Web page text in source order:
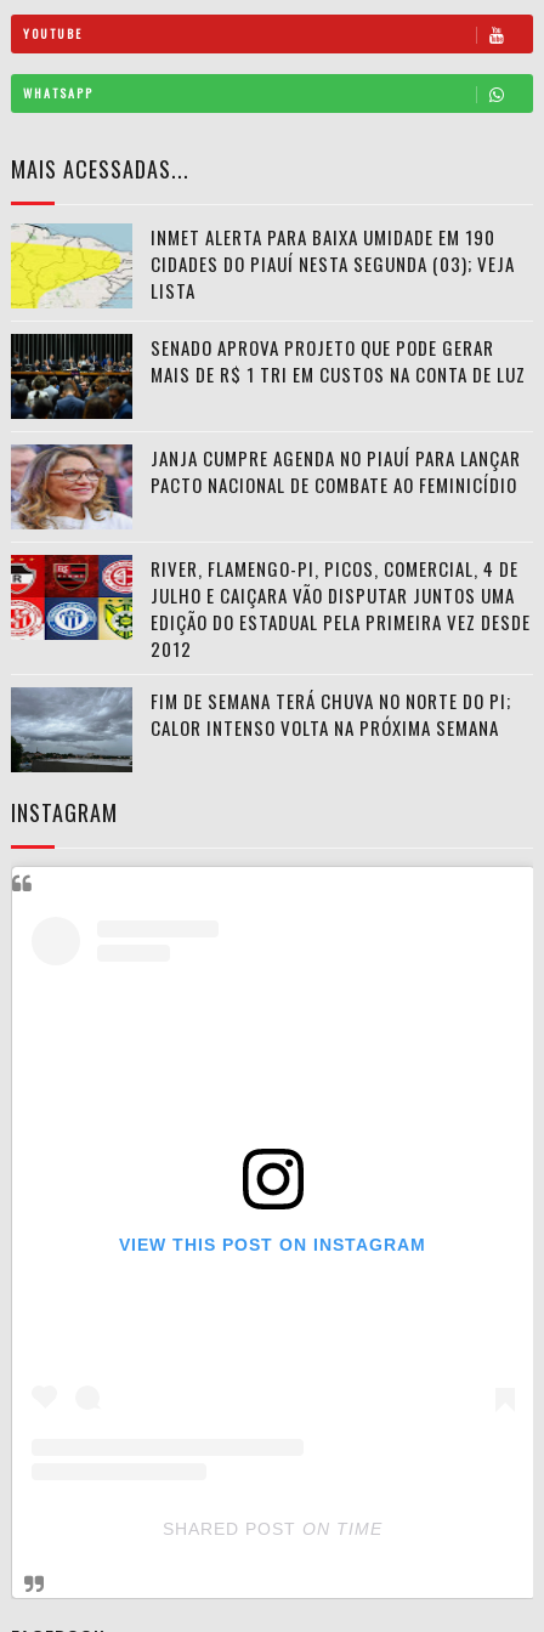
YOUTUBE
WHATSAPP
MAIS ACESSADAS...
INMET ALERTA PARA BAIXA UMIDADE EM 190
CIDADES DO PIAUÍ NESTA SEGUNDA (03); VEJA
LISTA
SENADO APROVA PROJETO QUE PODE GERAR
MAIS DE R$ 1 TRI EM CUSTOS NA CONTA DE LUZ
JANJA CUMPRE AGENDA NO PIAUÍ PARA LANÇAR
PACTO NACIONAL DE COMBATE AO FEMINICÍDIO
RIVER, FLAMENGO-PI, PICOS, COMERCIAL, 4 DE
JULHO E CAIÇARA VÃO DISPUTAR JUNTOS UMA
EDIÇÃO DO ESTADUAL PELA PRIMEIRA VEZ DESDE
2012
FIM DE SEMANA TERÁ CHUVA NO NORTE DO PI;
CALOR INTENSO VOLTA NA PRÓXIMA SEMANA
INSTAGRAM
VIEW THIS POST ON INSTAGRAM
SHARED POST ON TIME